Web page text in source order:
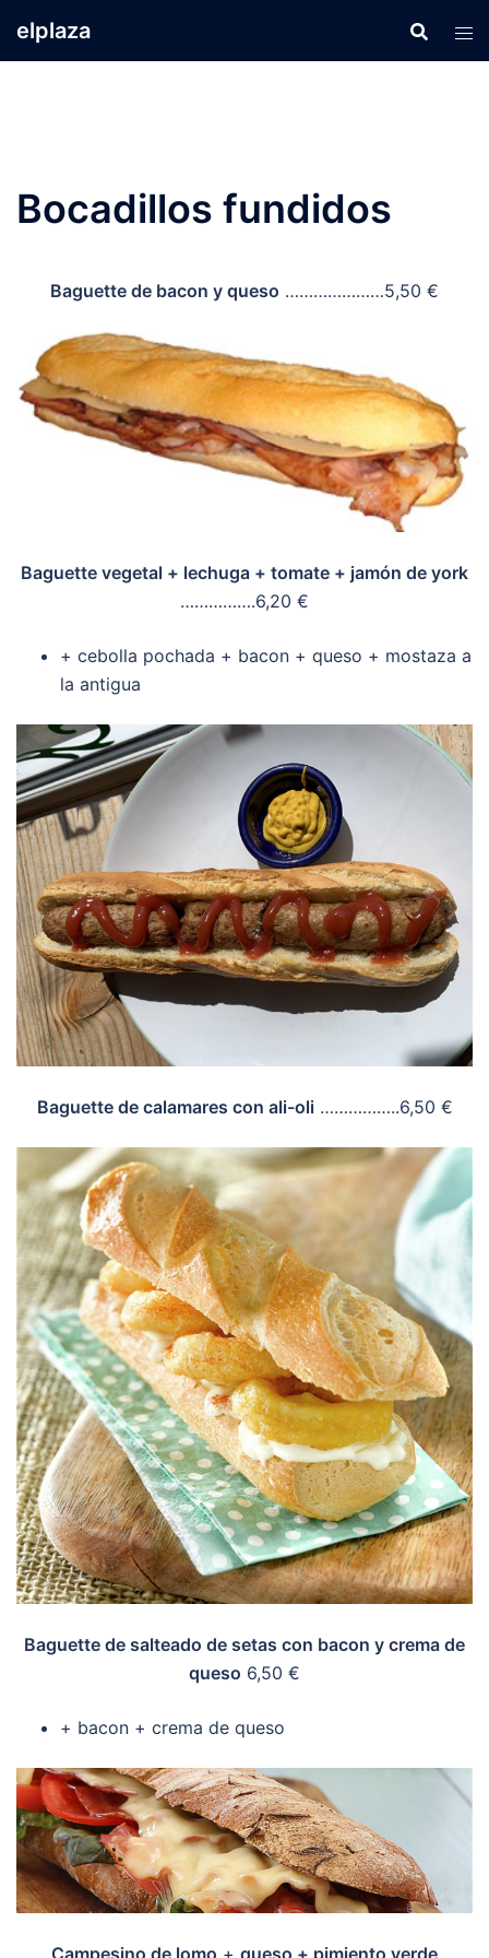
elplaza
Bocadillos fundidos
Baguette de bacon y queso …………………5,50 €
Baguette vegetal + lechuga + tomate + jamón de york
…………….6,20 €
+ cebolla pochada + bacon + queso + mostaza a
la antigua
Baguette de calamares con ali-oli……………..6,50 €
Baguette de salteado de setas con bacon y crema de
queso 6,50 €
+ bacon + crema de queso
Campesino de lomo + queso + pimiento verde